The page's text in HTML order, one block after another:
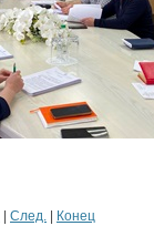
След. Конец